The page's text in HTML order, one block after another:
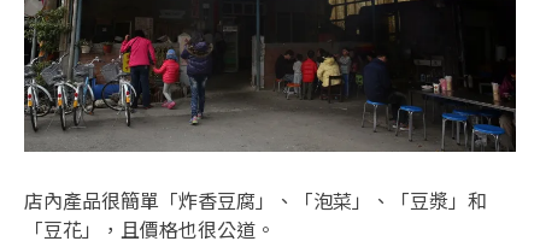
店內產品很簡單「炸香豆腐」、「泡菜」、「豆漿」和
「豆花」，且價格也很公道。